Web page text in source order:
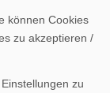
können Cookies
zu akzeptieren /
zu